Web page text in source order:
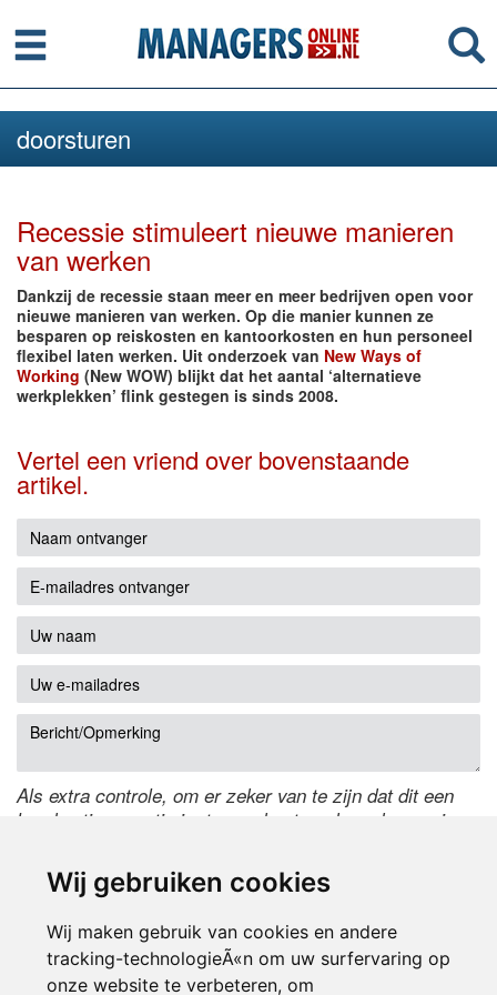
Wij gebruiken cookies
Wij maken gebruik van cookies en andere
tracking-technologieÃ«n om uw surfervaring op
onze website te verbeteren, om
Menu
doorsturen
Recessie stimuleert nieuwe manieren
van werken
Dankzij de recessie staan meer en meer bedrijven open voor
nieuwe manieren van werken. Op die manier kunnen ze
besparen op reiskosten en kantoorkosten en hun personeel
flexibel laten werken. Uit onderzoek van New Ways of
Working (New WOW) blijkt dat het aantal ‘alternatieve
werkplekken’ flink gestegen is sinds 2008.
Vertel een vriend over bovenstaande
artikel.
Als extra controle, om er zeker van te zijn dat dit een
handmatige reactie is, typ onderstaande code over in
de code te wijzigen.